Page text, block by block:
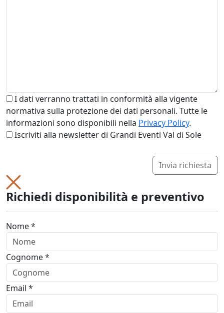
I dati verranno trattati in conformità alla vigente
normativa sulla protezione dei dati personali. Tutte le
informazioni sono disponibili nella Privacy Policy.
Iscriviti alla newsletter di Grandi Eventi Val di Sole
Invia richiesta
Richiedi disponibilità e preventivo
Nome *
Cognome *
Email *